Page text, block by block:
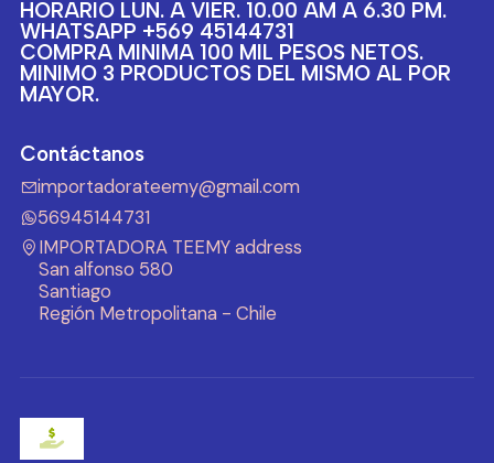
HORARIO LUN. A VIER. 10.00 AM A 6.30 PM.
WHATSAPP +569 45144731
COMPRA MINIMA 100 MIL PESOS NETOS.
MINIMO 3 PRODUCTOS DEL MISMO AL POR
MAYOR.
Contáctanos
importadorateemy@gmail.com
56945144731
IMPORTADORA TEEMY address
San alfonso 580
Santiago
Región Metropolitana - Chile